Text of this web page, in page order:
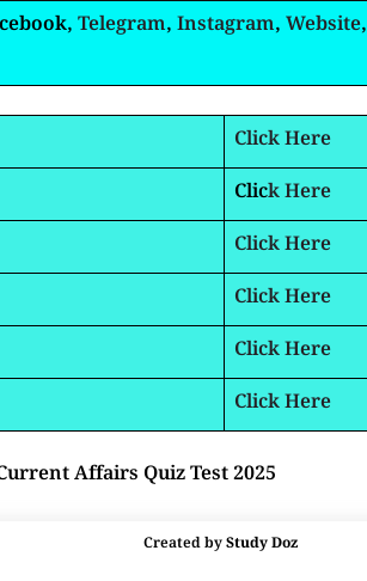
Telegram, Instagram, Website,
Click Here
Click Here
Click Here
Click Here
Click Here
Click Here
Affairs Quiz Test 2025
Created byStudy Doz